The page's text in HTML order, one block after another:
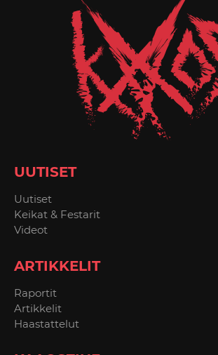
UUTISET
Uutiset
Keikat & Festarit
Videot
ARTIKKELIT
Raportit
Artikkelit
Haastattelut